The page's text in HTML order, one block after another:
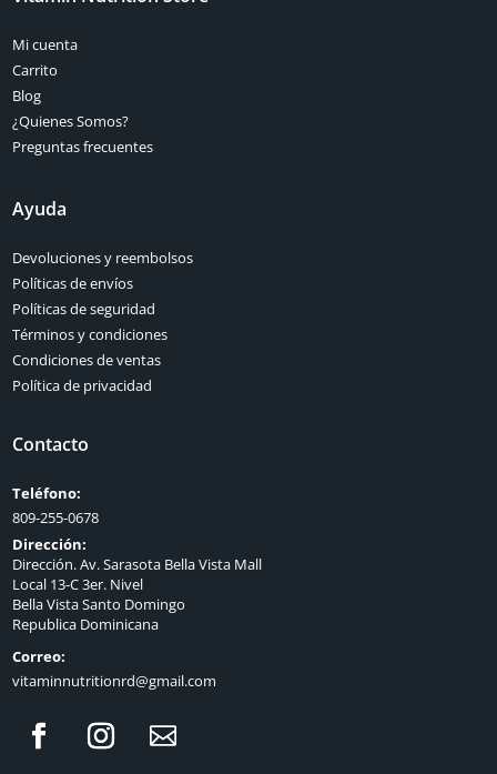
Mi cuenta
Carrito
Blog
¿Quienes Somos?
Preguntas frecuentes
Ayuda
Devoluciones y reembolsos
Políticas de envíos
Políticas de seguridad
Términos y condiciones
Condiciones de ventas
Política de privacidad
Contacto
Teléfono:
809-255-0678
Dirección:
Dirección. Av. Sarasota Bella Vista Mall
Local 13-C 3er. Nivel
Bella Vista Santo Domingo
Republica Dominicana
Correo:
vitaminnutritionrd@gmail.com